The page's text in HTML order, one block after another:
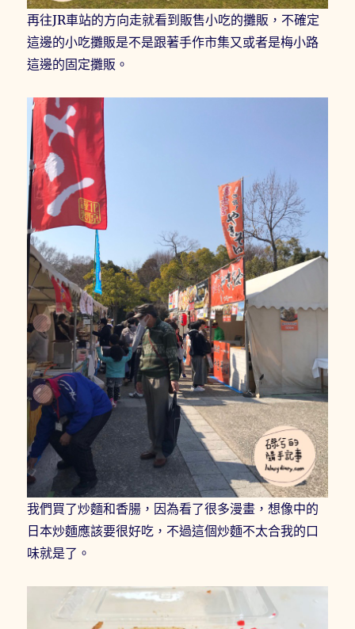
再往JR車站的方向走就看到販售小吃的攤販，不確定
這邊的小吃攤販是不是跟著手作市集又或者是梅小路
這邊的固定攤販。
我們買了炒麵和香腸，因為看了很多漫畫，想像中的
日本炒麵應該要很好吃，不過這個炒麵不太合我的口
味就是了。